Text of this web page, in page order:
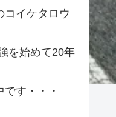
コイケタロウ
を始めて20年
す・・・